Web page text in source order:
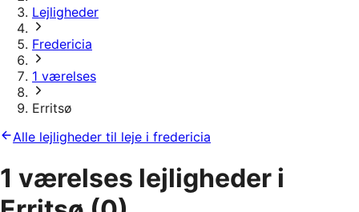
Lejligheder
Fredericia
1 værelses
Erritsø
Alle lejligheder til leje i fredericia
1 værelses lejligheder i